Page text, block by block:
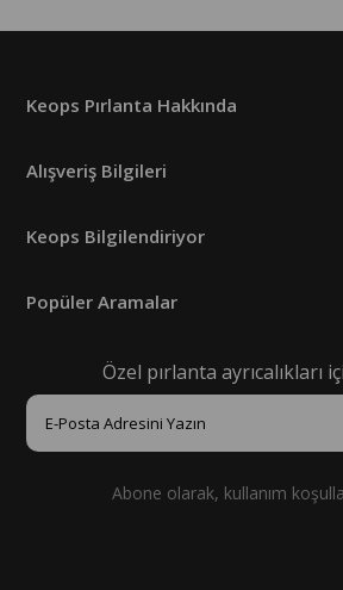
Keops Pırlanta Hakkında
Alışveriş Bilgileri
Keops Bilgilendiriyor
Popüler Aramalar
Özel pırlanta ayrıcalıkları
Abone olarak, kullanım